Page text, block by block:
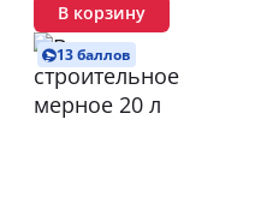
В корзину
13 баллов